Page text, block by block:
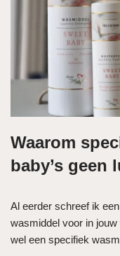
Waarom
baby’s geen
Al eerder schreef ik
wasmiddel voor in
wel een specifiek